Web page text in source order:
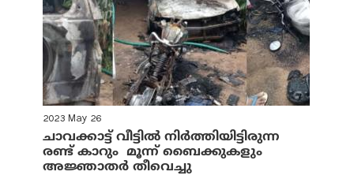
2023 May 26
ചാവക്കാട്ട് വീട്ടില്‍ നിര്‍ത്തിയിട്ടിരുന്ന
രണ്ട് കാറും മൂന്ന് ബൈക്കുകളും
അജ്ഞാതര്‍ തീവെച്ചു